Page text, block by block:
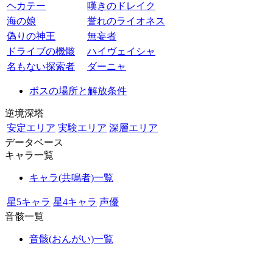
ヘカテー
嘆きのドレイク
海の娘
誉れのライオネス
偽りの神王
無妄者
ドライブの機骸
ハイヴェイシャ
名もない探索者
ダーニャ
ボスの場所と解放条件
逆境深塔
安定エリア 実験エリア 深層エリア
データベース
キャラ一覧
キャラ(共鳴者)一覧
星5キャラ 星4キャラ 声優
音骸一覧
音骸(おんがい)一覧